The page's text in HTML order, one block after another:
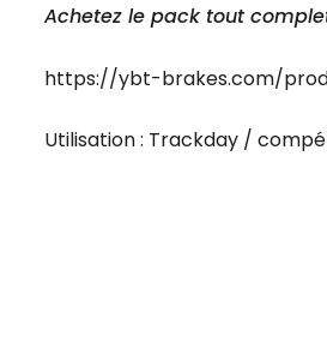
Achetez le pack tout
https://ybt-brakes.com/
Utilisation : Trackday /